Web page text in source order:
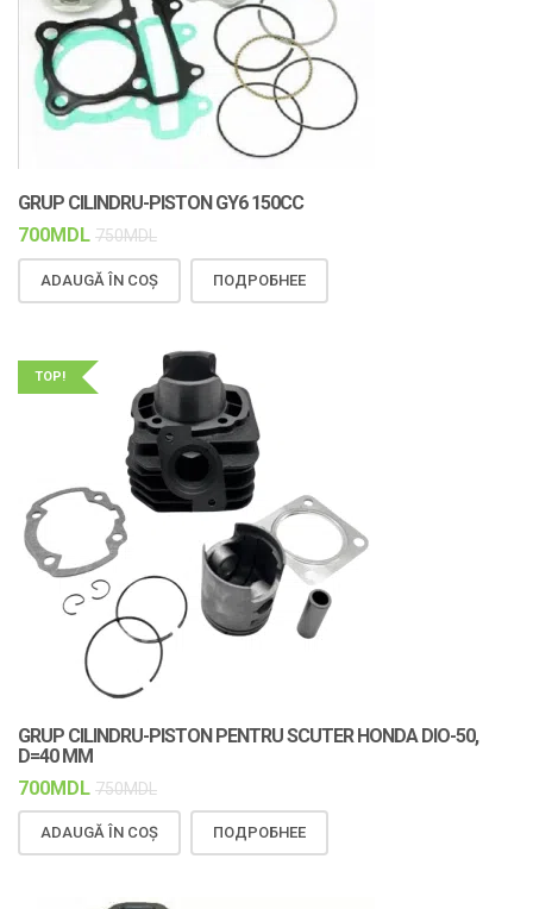
GRUP CILINDRU-PISTON GY6 150CC
700MDL 750MDL
ADAUGĂ ÎN COȘ ПОДРОБНЕЕ
TOP!
GRUP CILINDRU-PISTON PENTRU SCUTER HONDA DIO-50,
D=40 MM
700MDL 750MDL
ADAUGĂ ÎN COȘ ПОДРОБНЕЕ